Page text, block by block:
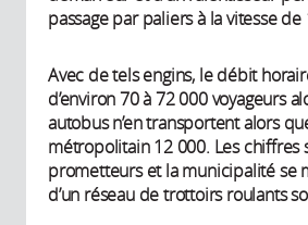
passage par paliers à la vitesse de
Avec de tels engins, le débit
d’environ 70 à 72 000 voyageurs
autobus n’en transportent alors
métropolitain 12 000. Les chiffres
prometteurs et la municipalité se
d’un réseau de trottoirs roulants